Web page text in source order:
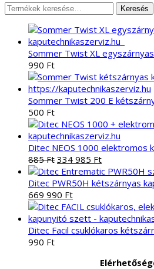
Keresés
a
következőre:
Keresés
Sommer Twist XL
990 Ft
Sommer Twist 200 E
500 Ft
Ditec NEOS 1000 elektromos
885Ft Original
price
was:
413
885 Ft.
334 985 FtCurrent
price
is:
985 Ft.
Ditec PWR50H kétszárnyas
Original
price
was:
685
285 Ft.
669 990 FtCurrent
price
is:
669
Ditec Facil csuklókaros
990 Ft